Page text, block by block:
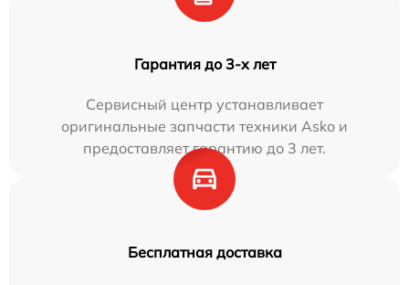
Гарантия до 3-х лет
Сервисный центр устанавливает
оригинальные запчасти техники Asko и
предоставляет гарантию до 3 лет.
Бесплатная доставка